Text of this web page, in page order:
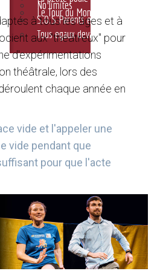
Le Tour du Monde en 60 minutes
No limites
S.O.S Parents en stress
Tous egaux devant les différences
à tous les âges et à
aux "théâtreux" pour
d'expérimentations
théâtrale, lors des
chaque année en
vide et l'appeler une
vide pendant que
pour que l'acte